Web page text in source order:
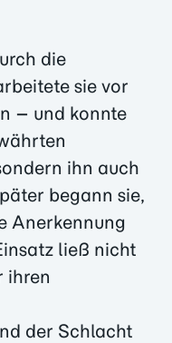
die
sie vor
– und konnte
ihn auch
begann sie,
Anerkennung
ließ nicht
ihren
der Schlacht